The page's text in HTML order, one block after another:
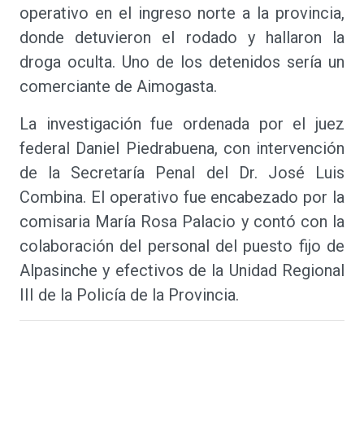
operativo en el ingreso norte a la provincia,
donde detuvieron el rodado y hallaron la
droga oculta. Uno de los detenidos sería un
comerciante de Aimogasta.
La investigación fue ordenada por el juez
federal Daniel Piedrabuena, con intervención
de la Secretaría Penal del Dr. José Luis
Combina. El operativo fue encabezado por la
comisaria María Rosa Palacio y contó con la
colaboración del personal del puesto fijo de
Alpasinche y efectivos de la Unidad Regional
III de la Policía de la Provincia.